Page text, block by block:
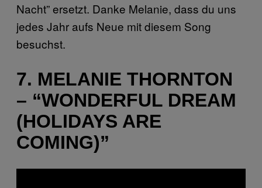
Nacht” ersetzt. Danke Melanie, dass du uns
jedes Jahr aufs Neue mit diesem Song
besuchst.
7. MELANIE THORNTON
– “WONDERFUL DREAM
(HOLIDAYS ARE
COMING)”